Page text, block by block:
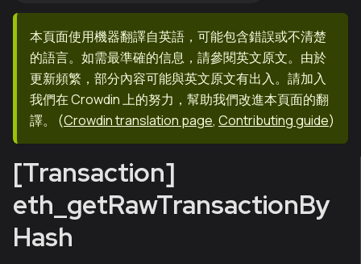
本頁面使用機器翻譯自英語，可能包含錯誤或不清楚
的語言。如需最準確的信息，請參閱英文原文。由於
更新頻繁，部分內容可能與英文原文有出入。請加入
我們在 Crowdin 上的努力，幫助我們改進本頁面的翻
譯。
(Crowdin translation page, Contributing guide)
[Transaction]
eth_getRawTransactionBy
Hash